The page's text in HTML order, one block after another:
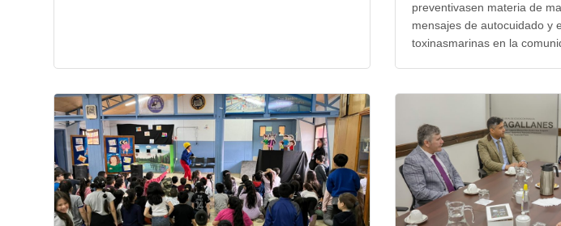
preventivasen materia de
mensajes de autocuidado y
toxinasmarinas en la